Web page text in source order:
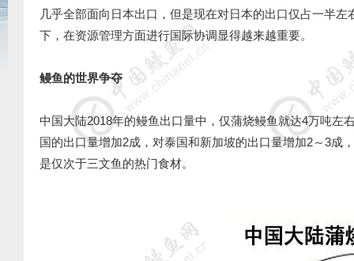
几乎全部面向日本出口，但是现在对日本的出口仅占一半
下，在资源管理方面进行国际协调显得越来越重要。
鳗鱼的世界争夺
中国大陆2018年的鳗鱼出口量中，仅蒲烧鳗鱼就达4万吨左
国的出口量增加2成，对泰国和新加坡的出口量增加2～3成
是仅次于三文鱼的热门食材。